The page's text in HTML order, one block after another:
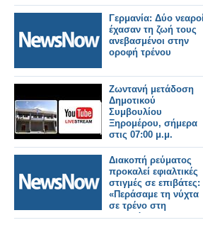
Γερμανία: Δύο νεαροί
έχασαν τη ζωή τους
ανεβασμένοι στην
οροφή τρένου
Ζωντανή μετάδοση
Δημοτικού
Συμβουλίου
Ξηρομέρου, σήμερα
στις 07:00 μ.μ.
Διακοπή ρεύματος
προκαλεί εφιαλτικές
στιγμές σε επιβάτες:
«Περάσαμε τη νύχτα
σε τρένο στη
Σαραγόσα»